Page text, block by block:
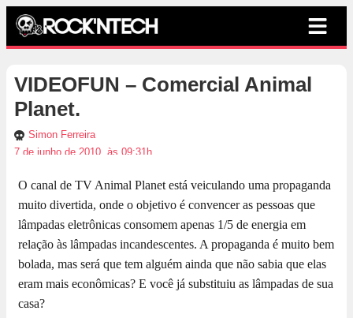
VIDEOFUN – Comercial Animal
Planet.
Simon Ferreira
7 de junho de 2010, às 09:31h
O canal de TV Animal Planet está veiculando uma propaganda
muito divertida, onde o objetivo é convencer as pessoas que
lâmpadas eletrônicas consomem apenas 1/5 de energia em
relação às lâmpadas incandescentes. A propaganda é muito bem
bolada, mas será que tem alguém ainda que não sabia que elas
eram mais econômicas? E você já substituiu as lâmpadas de sua
casa?